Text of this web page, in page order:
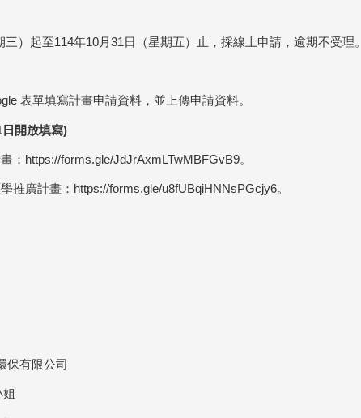
三）起至114年10月31日（星期五）止，採線上申請，逾期不受理。
表單填寫計畫申請資料，並上傳申請資料。
開放填寫)
：https://forms.gle/JdJrAxmLTwMBFGvB9。
推廣計畫：https://forms.gle/u8fUBqiHNNsPGcjy6。
保有限公司